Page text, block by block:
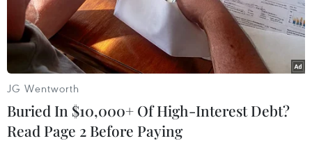
Theo dõi VietnamPlus
VTVCab vừa thông báo trận chung kết giữa U16
Việt Nam - Indonesia sẽ được trực tiếp trên hệ sinh
thái của VTVCab, gồm fanpage Facebook, kênh
YouTube của On Sports, app On Sports TV,
VTVCab On.
JG Wentworth
Buried In $10,000+ Of High-Interest Debt?
Read Page 2 Before Paying